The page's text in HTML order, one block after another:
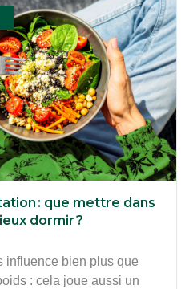
: que mettre dans
dormir ?
influence bien plus que
: cela joue aussi un